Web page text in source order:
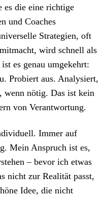
es die eine richtige
und Coaches
Strategien, oft
wird schnell als
es genau umgekehrt:
Probiert aus. Analysiert,
nötig. Das ist kein
von Verantwortung.
Immer auf
Mein Anspruch ist es,
– bevor ich etwas
nicht zur Realität passt,
Idee, die nicht